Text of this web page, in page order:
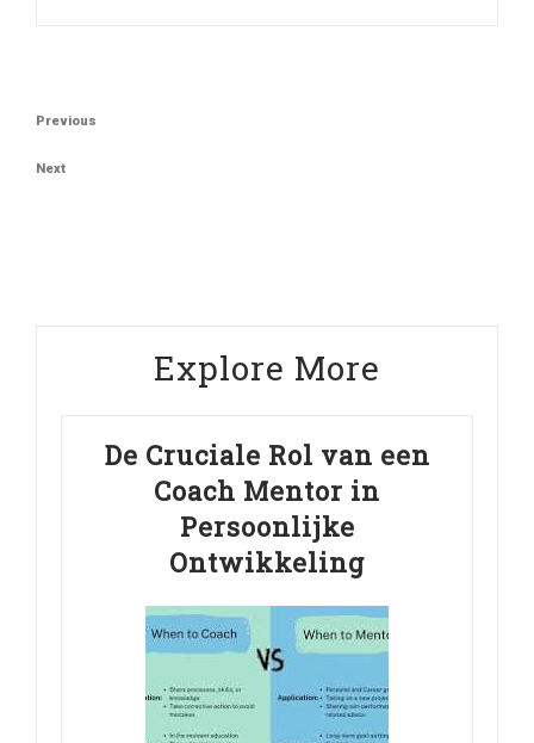
Berichtnavigatie
Previous
Previous
Next
Next
Explore More
De Cruciale Rol van een
Coach Mentor in
Persoonlijke
Ontwikkeling